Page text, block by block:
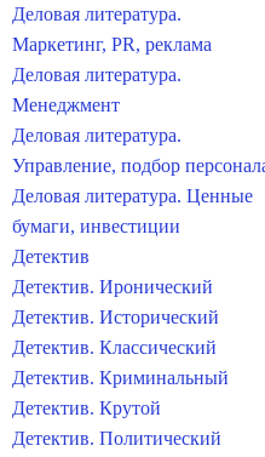
Деловая литература.
Маркетинг, PR, реклама
Деловая литература.
Менеджмент
Деловая литература.
Управление, подбор
Деловая литература. Ценные
бумаги, инвестиции
Детектив
Детектив. Иронический
Детектив. Исторический
Детектив. Классический
Детектив. Криминальный
Детектив. Крутой
Детектив. Политический